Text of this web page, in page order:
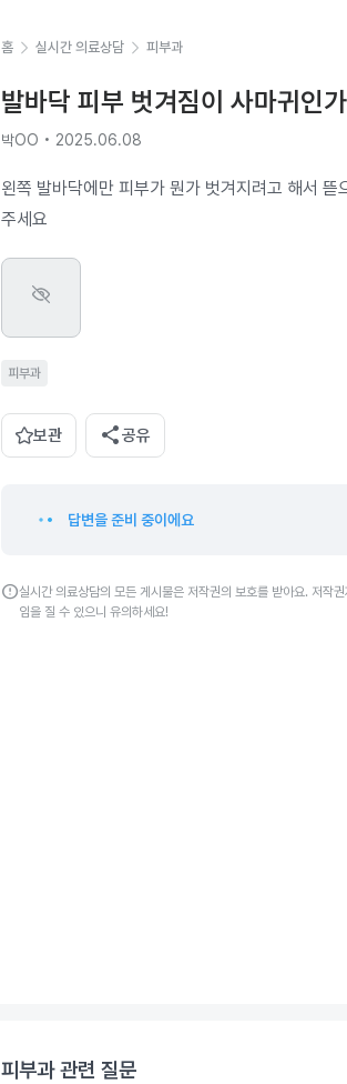
홈 실시간 의료상담 피부과
발바닥 피부 벗겨짐이 사마귀인
박OO • 2025.06.08
왼쪽 발바닥에만 피부가 뭔가 벗겨지려고 해서
주세요
피부과
보관 share공유
답변을 준비 중이에요
error실시간 의료상담의 모든 게시물은 저작권의 보호를 받아요. 저작
임을 질 수 있으니 유의하세요!
피부과관련 질문